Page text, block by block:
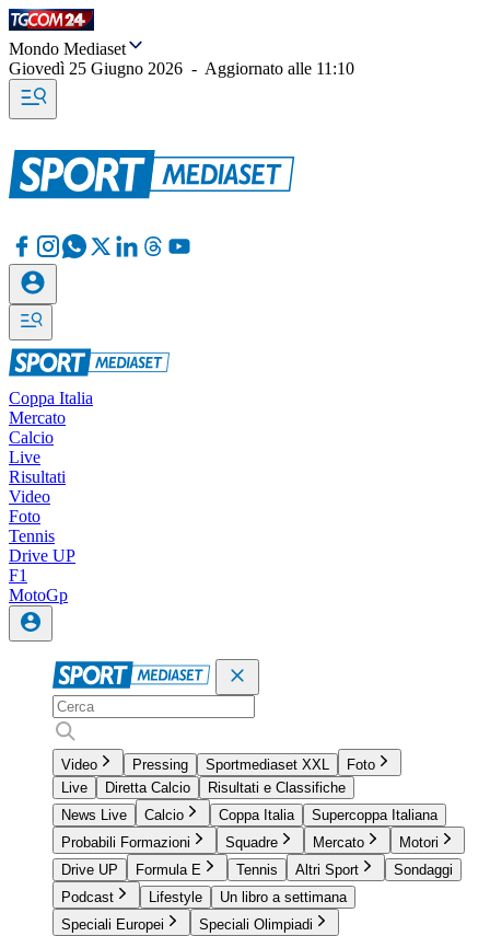
Mondo Mediaset
Giovedì 25 Giugno 2026 - Aggiornato alle 11:10
Coppa Italia
Mercato
Calcio
Live
Risultati
Video
Foto
Tennis
Drive UP
F1
MotoGp
Video Pressing Sportmediaset XXL
Foto
Live
Diretta Calcio
Risultati e Classifiche
News Live
Calcio Coppa Italia
Supercoppa Italiana
Probabili Formazioni
Squadre Mercato
Motori
Drive UP
Formula E Tennis Altri Sport
Sondaggi
Podcast
Lifestyle
Un libro a settimana
Speciali Europei
Speciali Olimpiadi